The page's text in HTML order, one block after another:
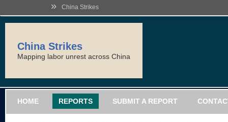
» China Strikes
China Strikes
Mapping labor unrest across China
HOME REPORTS SUBMIT A REPORT